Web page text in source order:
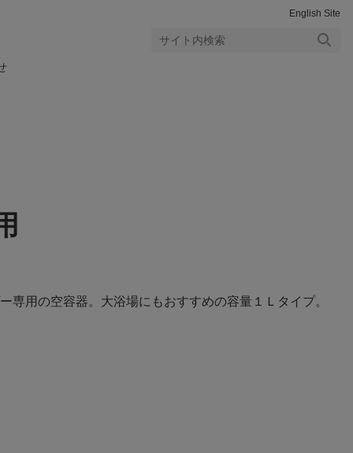
English Site
専用の空容器。大浴場にもおすすめの容量１Ｌタイプ。